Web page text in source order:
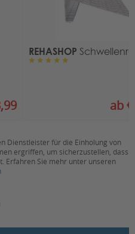
REHASHOP
ab
Dienstleister für die Einholung von
ergriffen, um sicherzustellen, dass
Erfahren Sie mehr unter unseren